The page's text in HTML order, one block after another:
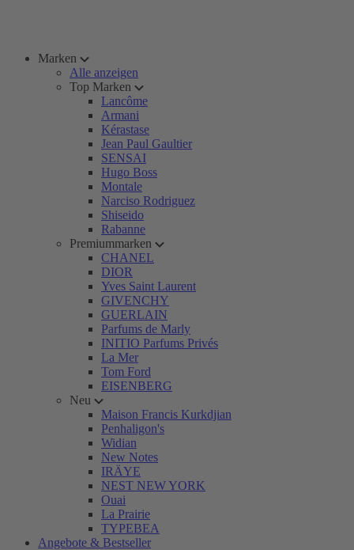
Marken
Alle anzeigen
Top Marken
Lancôme
Armani
Kérastase
Jean Paul Gaultier
SENSAI
Hugo Boss
Montale
Narciso Rodriguez
Shiseido
Rabanne
Premiummarken
CHANEL
DIOR
Yves Saint Laurent
GIVENCHY
GUERLAIN
Parfums de Marly
INITIO Parfums Privés
La Mer
Tom Ford
EISENBERG
Neu
Maison Francis Kurkdjian
Penhaligon's
Widian
New Notes
IRÄYE
NEST NEW YORK
Ouai
La Prairie
TYPEBEA
Angebote & Bestseller